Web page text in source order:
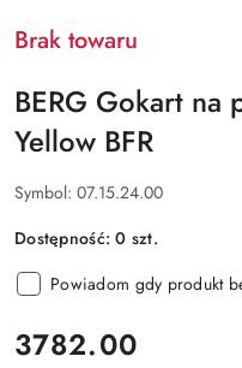
Brak towaru
BERG Gokart na
Yellow BFR
Symbol: 07.15.24.00
Dostępność:0 szt.
Powiadom gdy produkt
cena:
3782.00